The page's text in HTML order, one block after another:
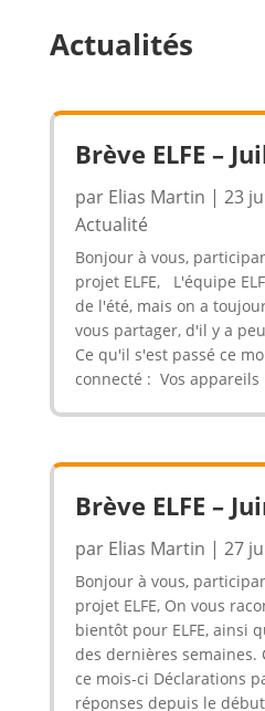
Actualités
Brève ELFE –
par Elias Martin | 23
Actualité
Bonjour à vous,
projet ELFE, L'équipe
de l'été, mais on a
vous partager, d'il y a
Ce qu'il s'est passé ce
connecté : Vos appareils
Brève ELFE –
par Elias Martin | 27
Bonjour à vous,
projet ELFE, On vous
bientôt pour ELFE, ainsi
des dernières semaines.
ce mois-ci Déclarations
réponses depuis le